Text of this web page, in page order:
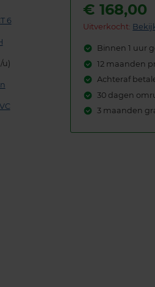
6
u)
€168,00
Uitverkocht:
Binnen 1 uur
12 maanden
Achteraf
30 dagen
3 maanden